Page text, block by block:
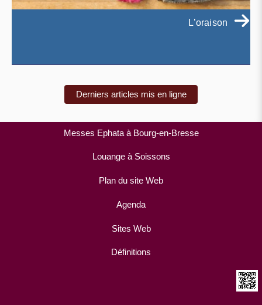
L’oraison
Derniers articles mis en ligne
Messes Ephata à Bourg-en-Bresse
Louange à Soissons
Plan du site Web
Agenda
Sites Web
Définitions